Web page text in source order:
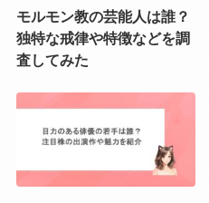
モルモン教の芸能人は誰？
独特な戒律や特徴などを調
査してみた